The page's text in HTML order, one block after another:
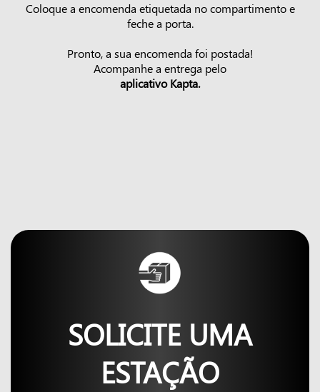
Coloque a encomenda etiquetada no compartimento e
feche a porta.
Pronto, a sua encomenda foi postada!
Acompanhe a entrega pelo
aplicativo Kapta.
SOLICITE UMA
ESTAÇÃO